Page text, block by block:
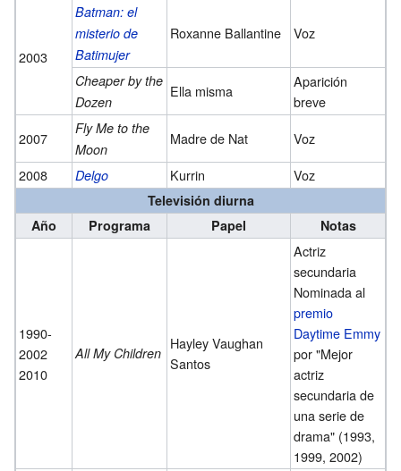
2003
Batman: el
misterio de
Batimujer
Roxanne Ballantine Voz
Cheaper by the
Dozen
Ella misma
Aparición
breve
2007
Fly Me to the
Moon
Madre de Nat
Voz
2008
Delgo Kurrin Voz
Televisión diurna
Año
Programa Papel Notas
1990-
2002
2010
All My Children
Hayley Vaughan
Santos
Actriz
secundaria
Nominada al
premio
Daytime Emmy
por "Mejor
actriz
secundaria de
una serie de
drama" (1993,
1999, 2002)